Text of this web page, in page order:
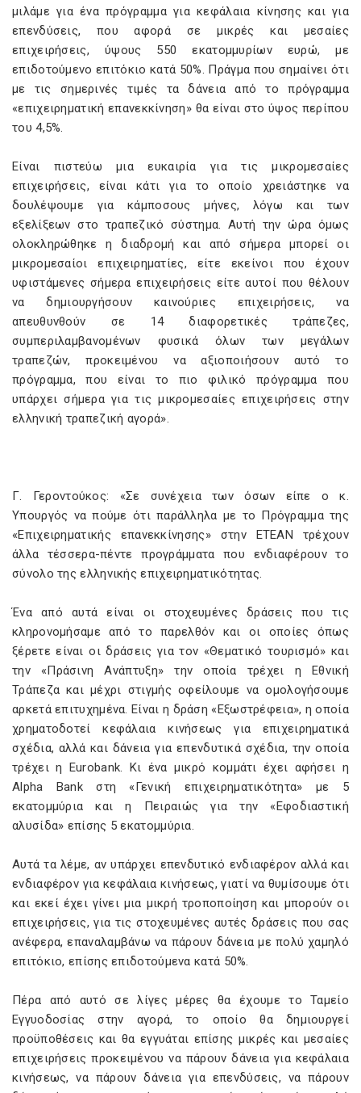
μιλάμε για ένα πρόγραμμα για κεφάλαια κίνησης και για
επενδύσεις, που αφορά σε μικρές και μεσαίες
επιχειρήσεις, ύψους 550 εκατομμυρίων ευρώ, με
επιδοτούμενο επιτόκιο κατά 50%. Πράγμα που σημαίνει ότι
με τις σημερινές τιμές τα δάνεια από το πρόγραμμα
«επιχειρηματική επανεκκίνηση» θα είναι στο ύψος περίπου
του 4,5%.
Είναι πιστεύω μια ευκαιρία για τις μικρομεσαίες
επιχειρήσεις, είναι κάτι για το οποίο χρειάστηκε να
δουλέψουμε για κάμποσους μήνες, λόγω και των
εξελίξεων στο τραπεζικό σύστημα. Αυτή την ώρα όμως
ολοκληρώθηκε η διαδρομή και από σήμερα μπορεί οι
μικρομεσαίοι επιχειρηματίες, είτε εκείνοι που έχουν
υφιστάμενες σήμερα επιχειρήσεις είτε αυτοί που θέλουν
να δημιουργήσουν καινούριες επιχειρήσεις, να
απευθυνθούν σε 14 διαφορετικές τράπεζες,
συμπεριλαμβανομένων φυσικά όλων των μεγάλων
τραπεζών, προκειμένου να αξιοποιήσουν αυτό το
πρόγραμμα, που είναι το πιο φιλικό πρόγραμμα που
υπάρχει σήμερα για τις μικρομεσαίες επιχειρήσεις στην
ελληνική τραπεζική αγορά».
Γ. Γεροντούκος: «Σε συνέχεια των όσων είπε ο κ.
Υπουργός να πούμε ότι παράλληλα με το Πρόγραμμα της
«Επιχειρηματικής επανεκκίνησης» στην ΕΤΕΑΝ τρέχουν
άλλα τέσσερα-πέντε προγράμματα που ενδιαφέρουν το
σύνολο της ελληνικής επιχειρηματικότητας.
Ένα από αυτά είναι οι στοχευμένες δράσεις που τις
κληρονομήσαμε από το παρελθόν και οι οποίες όπως
ξέρετε είναι οι δράσεις για τον «Θεματικό τουρισμό» και
την «Πράσινη Ανάπτυξη» την οποία τρέχει η Εθνική
Τράπεζα και μέχρι στιγμής οφείλουμε να ομολογήσουμε
αρκετά επιτυχημένα. Είναι η δράση «Εξωστρέφεια», η οποία
χρηματοδοτεί κεφάλαια κινήσεως για επιχειρηματικά
σχέδια, αλλά και δάνεια για επενδυτικά σχέδια, την οποία
τρέχει η Eurobank. Κι ένα μικρό κομμάτι έχει αφήσει η
Alpha Bank στη «Γενική επιχειρηματικότητα» με 5
εκατομμύρια και η Πειραιώς για την «Εφοδιαστική
αλυσίδα» επίσης 5 εκατομμύρια.
Αυτά τα λέμε, αν υπάρχει επενδυτικό ενδιαφέρον αλλά και
ενδιαφέρον για κεφάλαια κινήσεως, γιατί να θυμίσουμε ότι
και εκεί έχει γίνει μια μικρή τροποποίηση και μπορούν οι
επιχειρήσεις, για τις στοχευμένες αυτές δράσεις που σας
ανέφερα, επαναλαμβάνω να πάρουν δάνεια με πολύ χαμηλό
επιτόκιο, επίσης επιδοτούμενα κατά 50%.
Πέρα από αυτό σε λίγες μέρες θα έχουμε το Ταμείο
Εγγυοδοσίας στην αγορά, το οποίο θα δημιουργεί
προϋποθέσεις και θα εγγυάται επίσης μικρές και μεσαίες
επιχειρήσεις προκειμένου να πάρουν δάνεια για κεφάλαια
κινήσεως, να πάρουν δάνεια για επενδύσεις, να πάρουν